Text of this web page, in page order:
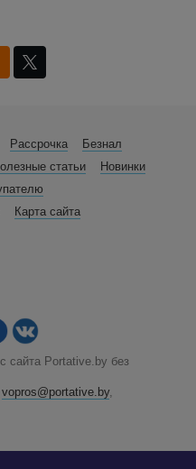
Рассрочка
Безнал
статьи
Новинки
Карта сайта
сайта Portative.by без
vopros@portative.by,